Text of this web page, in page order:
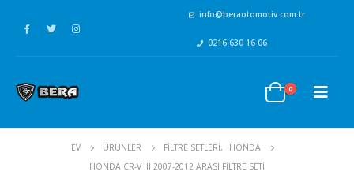
info@beraotomotiv.com.tr
0216 630 16 06
0
EV ÜRÜNLER FİLTRE SETLERİ,
HONDA
HONDA CR-V III 2007-2012 ARASI FILTRE SETI